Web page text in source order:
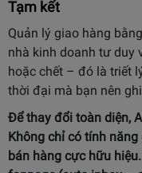
Tạm kết
Quản lý giao hàng
nhà kinh doanh tư duy
hoặc chết – đó là triết
thời đại mà bạn nên
Để thay đổi toàn diện,
Không chỉ có tính
bán hàng cực hữu